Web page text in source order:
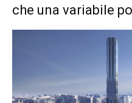
che una variabile